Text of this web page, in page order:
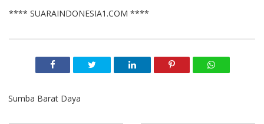
**** SUARAINDONESIA1.COM ****
Sumba Barat Daya